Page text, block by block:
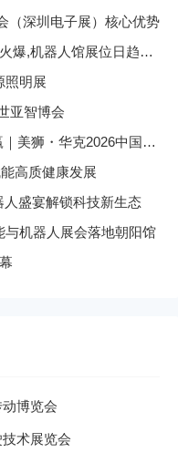
（深圳电子展）核心优势
高交会“人工智能与机器人展”报名火爆,机器人馆展位日趋稀缺
照明展
亚智博会
思想碰撞启新局，精准对接促共赢｜美狮・华克2026中国餐饮包装创新发展大会圆满收官
高质健康发展
盛宴解锁科技新生态
与机器人展会落地朝阳馆
博览会
术展览会